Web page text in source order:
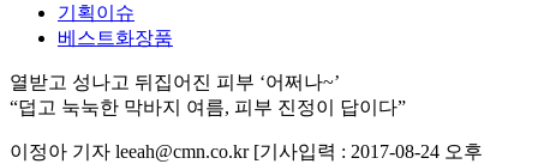
기획이슈
베스트화장품
열받고 성나고 뒤집어진 피부 ‘어쩌나~’
“덥고 눅눅한 막바지 여름, 피부 진정이 답이다”
이정아 기자 leeah@cmn.co.kr [기사입력 : 2017-08-24 오후